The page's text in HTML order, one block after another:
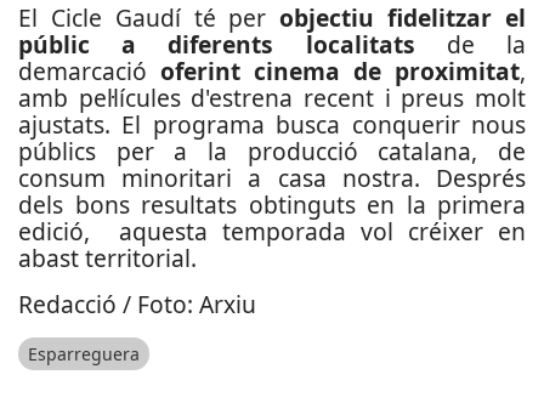
El Cicle Gaudí té perobjectiu fidelitzar el
públic a diferents localitats de la
demarcació oferint cinema de proximitat,
amb pel·lícules d'estrena recent i preus molt
ajustats. El programa busca conquerir nous
públics per a la producció catalana, de
consum minoritari a casa nostra. Després
dels bons resultats obtinguts en la primera
edició, aquesta temporada vol créixer en
abast territorial.
Redacció / Foto: Arxiu
Esparreguera